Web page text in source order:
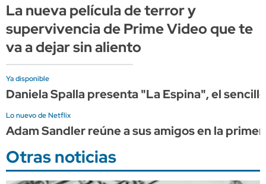
La nueva película de terror y
supervivencia de Prime Video que te
va a dejar sin aliento
Ya disponible
Daniela Spalla presenta "La Espina", el
Lo nuevo de Netflix
Adam Sandler reúne a sus amigos en la
Otras noticias